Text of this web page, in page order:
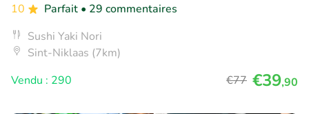
10
Parfait • 29 commentaires
Sushi Yaki Nori
Sint-Niklaas (7km)
Vendu : 290
€77 €39,90